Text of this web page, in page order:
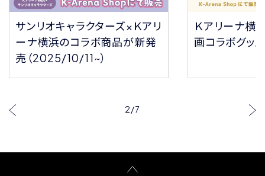
サンリオキャラクターズ×Ｋアリ
ーナ横浜のコラボ商品が新発
売（2025/10/11~）
Ｋアリーナ横
画コラボグッ
2/7